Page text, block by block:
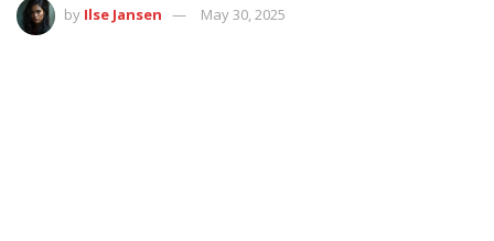
by Ilse Jansen May 30, 2025